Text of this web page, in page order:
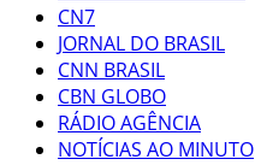
CN7
JORNAL DO BRASIL
CNN BRASIL
CBN GLOBO
RÁDIO AGÊNCIA
NOTÍCIAS AO MINUTO